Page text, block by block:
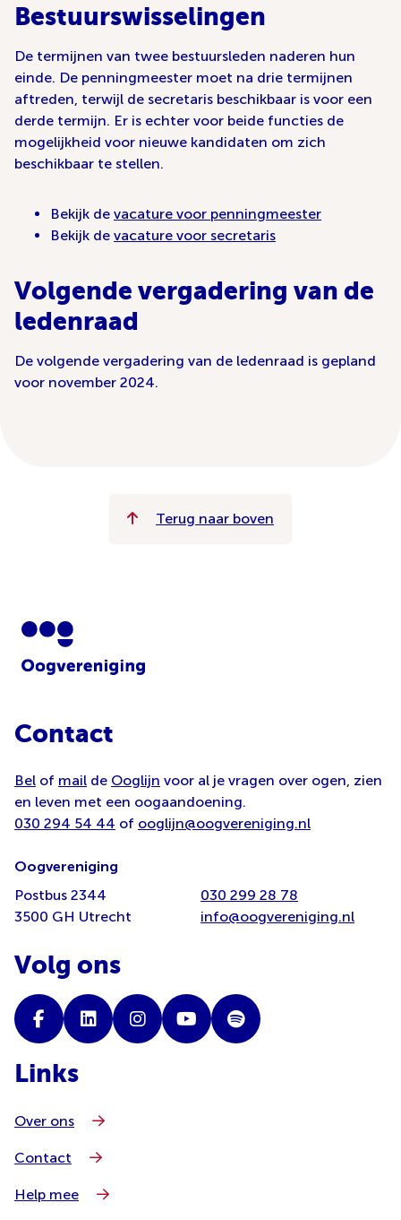
Bestuurswisselingen
De termijnen van twee bestuursleden naderen hun
einde. De penningmeester moet na drie termijnen
aftreden, terwijl de secretaris beschikbaar is voor een
derde termijn. Er is echter voor beide functies de
mogelijkheid voor nieuwe kandidaten om zich
beschikbaar te stellen.
Bekijk de vacature voor penningmeester
Bekijk de vacature voor secretaris
Volgende vergadering van de
ledenraad
De volgende vergadering van de ledenraad is gepland
voor november 2024.
Terug naar boven
Contact
Bel of mail de Ooglijn voor al je vragen over ogen, zien
en leven met een oogaandoening.
030 294 54 44 of ooglijn@oogvereniging.nl
Oogvereniging
Postbus 2344
3500 GH Utrecht
030 299 28 78
info@oogvereniging.nl
Volg ons
Links
Over ons
Contact
Help mee